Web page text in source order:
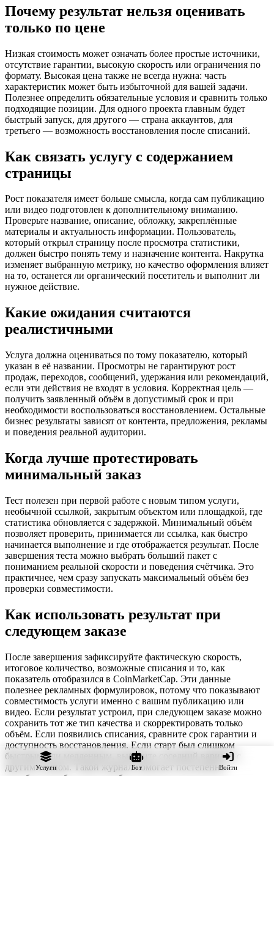
Услуги Бот Войти
Почему результат нельзя оценивать
только по цене
Низкая стоимость может означать более простые источники,
отсутствие гарантии, высокую скорость или ограничения по
формату. Высокая цена также не всегда нужна: часть
характеристик может быть избыточной для вашей задачи.
Полезнее определить обязательные условия и сравнить только
подходящие позиции. Для одного проекта главным будет
быстрый запуск, для другого — страна аккаунтов, для
третьего — возможность восстановления после списаний.
Как связать услугу с содержанием
страницы
Рост показателя имеет больше смысла, когда сам публикацию
или видео подготовлен к дополнительному вниманию.
Проверьте название, описание, обложку, закреплённые
материалы и актуальность информации. Пользователь,
который открыл страницу после просмотра статистики,
должен быстро понять тему и назначение контента. Накрутка
изменяет выбранную метрику, но качество оформления влияет
на то, останется ли органический посетитель и выполнит ли
нужное действие.
Какие ожидания считаются
реалистичными
Услуга должна оцениваться по тому показателю, который
указан в её названии. Просмотры не гарантируют рост
продаж, переходов, сообщений, удержания или рекомендаций,
если эти действия не входят в условия. Корректная цель —
получить заявленный объём в допустимый срок и при
необходимости воспользоваться восстановлением. Остальные
бизнес результаты зависят от контента, предложения, рекламы
и поведения реальной аудитории.
Когда лучше протестировать
минимальный заказ
Тест полезен при первой работе с новым типом услуги,
необычной ссылкой, закрытым объектом или площадкой, где
статистика обновляется с задержкой. Минимальный объём
позволяет проверить, принимается ли ссылка, как быстро
начинается выполнение и где отображается результат. После
завершения теста можно выбрать больший пакет с
пониманием реальной скорости и поведения счётчика. Это
практичнее, чем сразу запускать максимальный объём без
проверки совместимости.
Как использовать результат при
следующем заказе
После завершения зафиксируйте фактическую скорость,
итоговое количество, возможные списания и то, как
показатель отобразился в CoinMarketCap. Эти данные
полезнее рекламных формулировок, потому что показывают
совместимость услуги именно с вашим публикацию или
видео. Если результат устроил, при следующем заказе можно
сохранить тот же тип качества и скорректировать только
объём. Если появились списания, сравните срок гарантии и
доступность восстановления. Если старт был слишком
быстрым или медленным, выберите соседний вариант с
другим темпом. Такой журнал помогает постепенно
подобрать стабильную комбинацию параметров и не